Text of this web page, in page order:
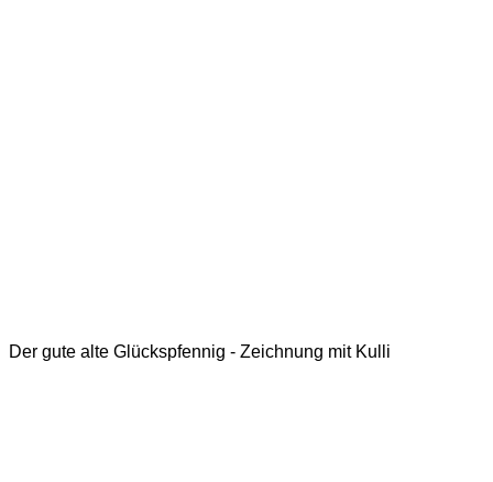
Der gute alte Glückspfennig - Zeichnung mit Kulli